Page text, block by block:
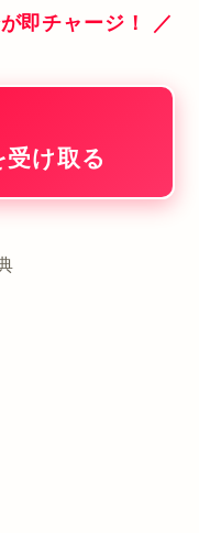
即チャージ！ ／
け取る